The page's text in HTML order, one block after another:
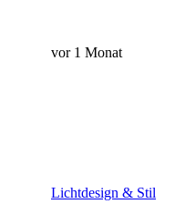
vor 1 Monat
Lichtdesign & Stil